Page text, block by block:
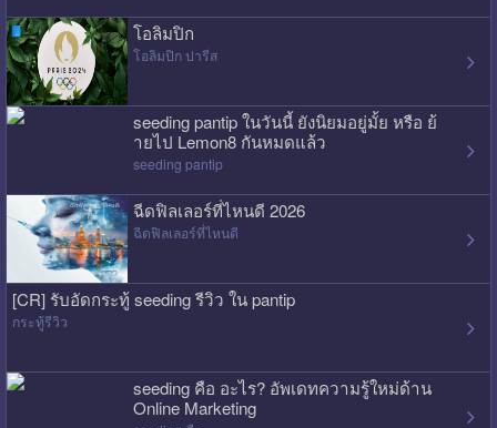
โอลิมปิก
โอลิมปิก ปารีส
seeding pantip ในวันนี้ ยังนิยมอยู่มั้ย หรือ ย้
ายไป Lemon8 กันหมดแล้ว
seeding pantip
ฉีดฟิลเลอร์ที่ไหนดี 2026
ฉีดฟิลเลอร์ที่ไหนดี
[CR] รับอัดกระทู้ seeding รีวิว ใน pantip
กระทู้รีวิว
seeding คือ อะไร? อัพเดทความรู้ใหม่ด้าน
Online Marketing